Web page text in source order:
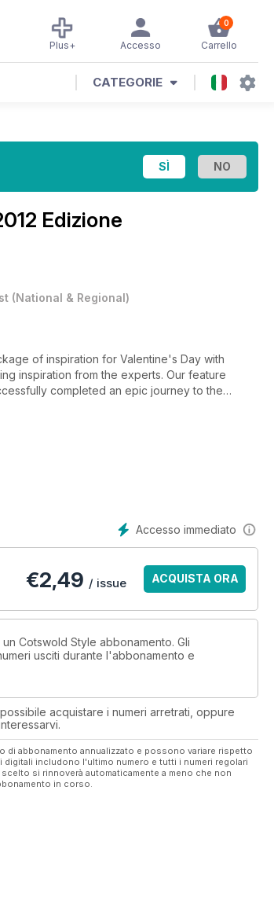
0
Carrello
Accesso
Plus+
CATEGORIE
Edizione
(National & Regional)
of inspiration for Valentine's Day with
inspiration from the experts. Our feature
completed an epic journey to the
features include family advice with Dr
Accesso immediato
€2,49 / issue ACQUISTA ORA
Cotswold Style abbonamento. Gli
usciti durante l'abbonamento e
acquistare i numeri arretrati, oppure
abbonamento annualizzato e possono variare rispetto
includono l'ultimo numero e tutti i numeri regolari
si rinnoverà automaticamente a meno che non
in corso.